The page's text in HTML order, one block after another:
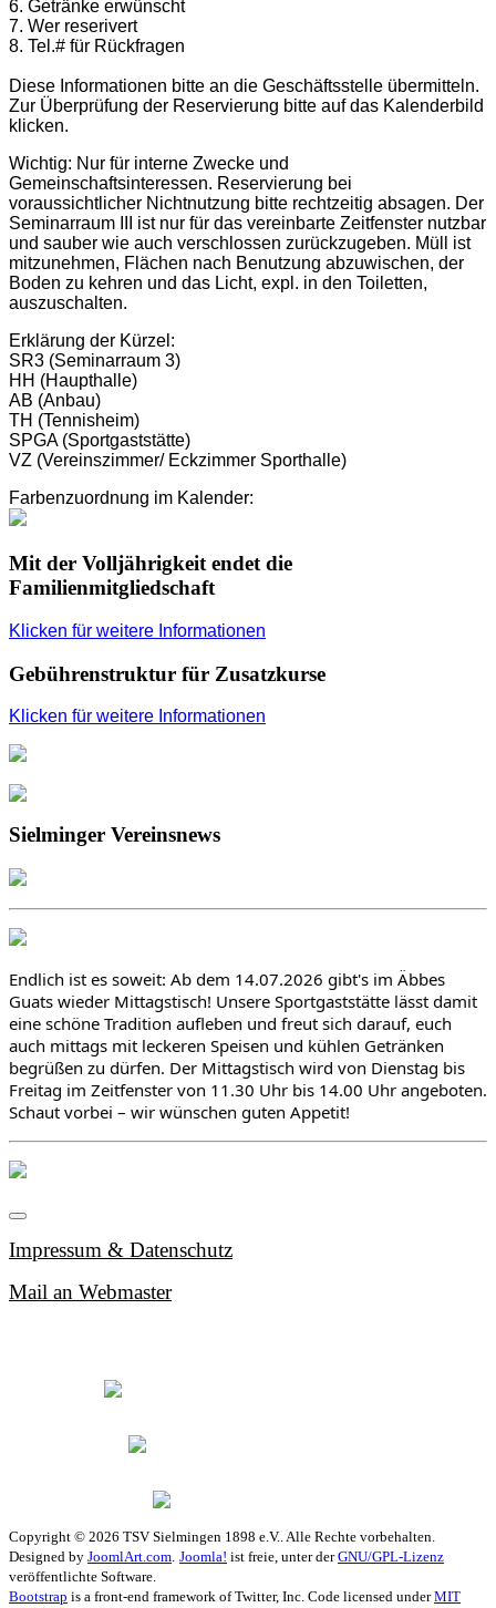
6. Getränke erwünscht
7. Wer reserivert
8. Tel.# für Rückfragen
Diese Informationen bitte an die Geschäftsstelle übermitteln.
Zur Überprüfung der Reservierung bitte auf das Kalenderbild
klicken.
Wichtig: Nur für interne Zwecke und
Gemeinschaftsinteressen. Reservierung bei
voraussichtlicher Nichtnutzung bitte rechtzeitig absagen. Der
Seminarraum III ist nur für das vereinbarte Zeitfenster nutzbar
und sauber wie auch verschlossen zurückzugeben. Müll ist
mitzunehmen, Flächen nach Benutzung abzuwischen, der
Boden zu kehren und das Licht, expl. in den Toiletten,
auszuschalten.
Erklärung der Kürzel:
SR3 (Seminarraum 3)
HH (Haupthalle)
AB (Anbau)
TH (Tennisheim)
SPGA (Sportgaststätte)
VZ (Vereinszimmer/ Eckzimmer Sporthalle)
Farbenzuordnung im Kalender:
Mit der Volljährigkeit endet die
Familienmitgliedschaft
Klicken für weitere Informationen
Gebührenstruktur für Zusatzkurse
Klicken für weitere Informationen
Sielminger Vereinsnews
Endlich ist es soweit: Ab dem 14.07.2026 gibt's im Äbbes
Guats wieder Mittagstisch! Unsere Sportgaststätte lässt damit
eine schöne Tradition aufleben und freut sich darauf, euch
auch mittags mit leckeren Speisen und kühlen Getränken
begrüßen zu dürfen. Der Mittagstisch wird von Dienstag bis
Freitag im Zeitfenster von 11.30 Uhr bis 14.00 Uhr angeboten.
Schaut vorbei – wir wünschen guten Appetit!
Impressum & Datenschutz
Mail an Webmaster
Copyright © 2026 TSV Sielmingen 1898 e.V.. Alle Rechte vorbehalten.
Designed by JoomlArt.com Joomla! ist freie, unter derGNU/GPL-Lizenz
veröffentlichte Software.
Bootstrap is a front-end framework of Twitter, Inc. Code licensed underMIT